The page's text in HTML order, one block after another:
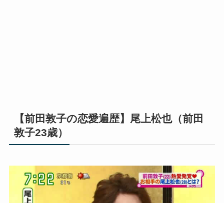
【前田敦子の恋愛遍歴】尾上松也（前田
敦子23歳）